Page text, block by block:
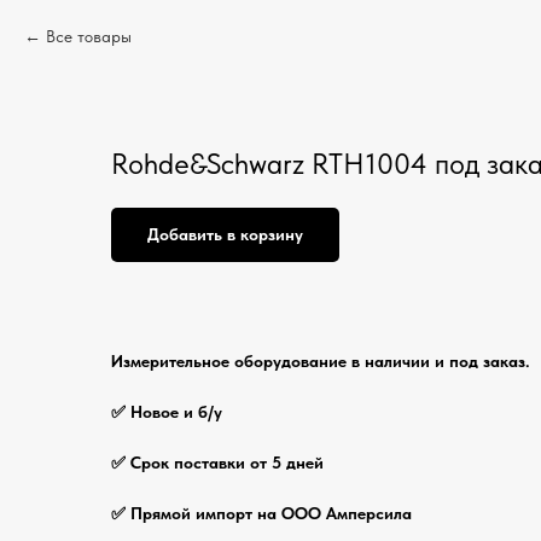
Все товары
Rohde&Schwarz RTH1004 под
Добавить в корзину
Измерительное оборудование в наличии и под заказ.
✅ Новое и б/у
✅ Срок поставки от 5 дней
✅ Прямой импорт на ООО Амперсила